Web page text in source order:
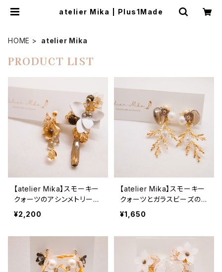
atelier Mika | Plus1Made
HOME atelier Mika
PRODUCT LIST
【atelier Mika】スモーキー
クォーツのアシンメトリーイ
ヤリング
¥2,200
【atelier Mika】スモーキー
クォーツとガラスビーズのイ
ヤリング
¥1,650